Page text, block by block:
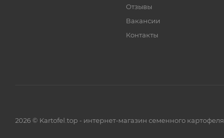
Отзывы
Вакансии
Контакты
2026 © Kartofel.top - интернет-магазин семенного картофеля